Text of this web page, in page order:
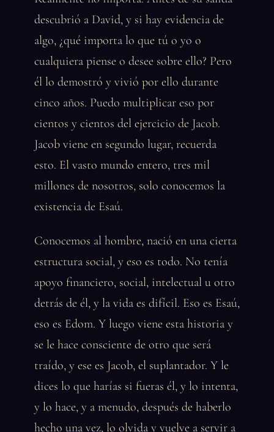
descubrió a David, y si hay evidencia de
algo, ¿qué importa lo que tú o yo o
cualquiera piense o desee sobre ello? Pero
él lo demostró y vivió por ello durante
cinco años. Puedo multiplicar eso por
cientos y cientos del ejercicio de Jacob.
Jacob viene en segundo lugar, recuerda
esto. El vasto mundo entero, tres mil
millones de nosotros, solo conocemos la
existencia de Esaú.
Conocemos al hombre, nació en una cierta
estructura social, y eso es todo. No tenía
apoyo financiero, social, intelectual u otro
detrás de él, y la vida es difícil. Eso es Esaú,
eso es Edom. Y luego viene esta historia y
se le hace consciente de otro que será
traído, y ese es Jacob, el suplantador. Y le
dices lo que harías si fueras él, y lo intenta,
y lo hace, y a menudo, después de haberlo
hecho una vez, lo olvida y vuelve a servir a